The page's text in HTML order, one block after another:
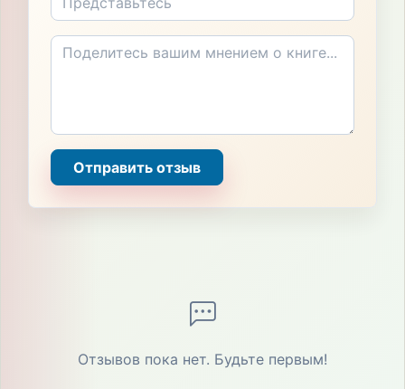
Отправить отзыв
Отзывов пока нет. Будьте первым!